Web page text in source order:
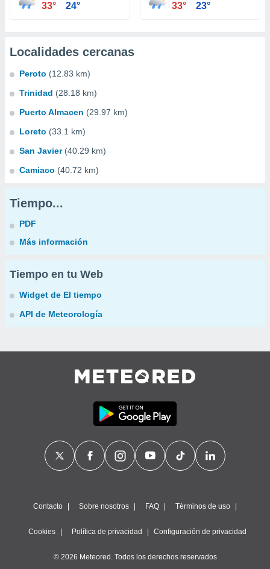
33° 24° 33° 23°
Localidades cercanas
Peroto (12.83 km)
Trinidad (28.18 km)
Puerto Almacen (29.97 km)
Loreto (33.1 km)
San Javier (40.29 km)
Camiaco (40.72 km)
Tiempo...
PDF
Más información
Tiempo en tu Web
Widget de El tiempo
API de Meteorología
Contacto Sobre nosotros FAQ Términos de uso
Cookies Política de privacidad Configuración de privacidad
© 2026 Meteored. Todos los derechos reservados